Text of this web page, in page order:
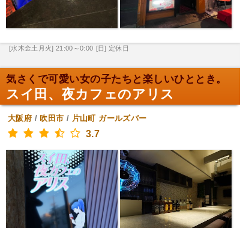
[水木金土月火] 21:00～0:00 [日] 定休日
気さくで可愛い女の子たちと楽しいひととき。
スイ田、夜カフェのアリス
大阪府 / 吹田市 / 片山町 ガールズバー
3.7